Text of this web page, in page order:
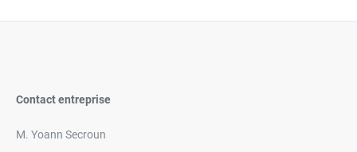
Contact entreprise
M. Yoann Secroun